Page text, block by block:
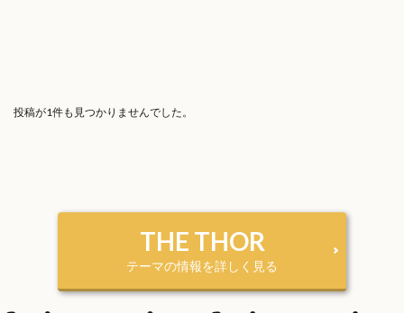
投稿が1件も見つかりませんでした。
THE THOR
テーマの情報を詳しく見る